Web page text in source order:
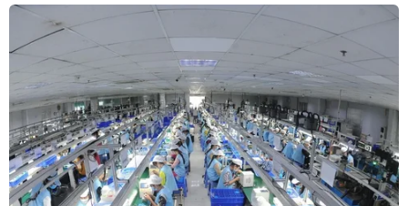
Xung đột Hamas-Israel: Israel chưa
chấp thuận kế hoạch về Dải Gaza
06/08/2026 03:45
Mỹ dỡ bỏ lệnh trừng phạt đối với
hãng hàng không Iraq
06/08/2026 03:34